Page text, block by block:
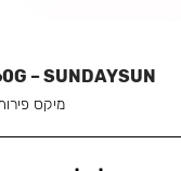
– SUNDAYSUN
מיקס